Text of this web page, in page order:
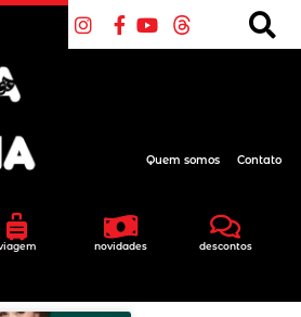
novidades descontos
Quem somos Contato